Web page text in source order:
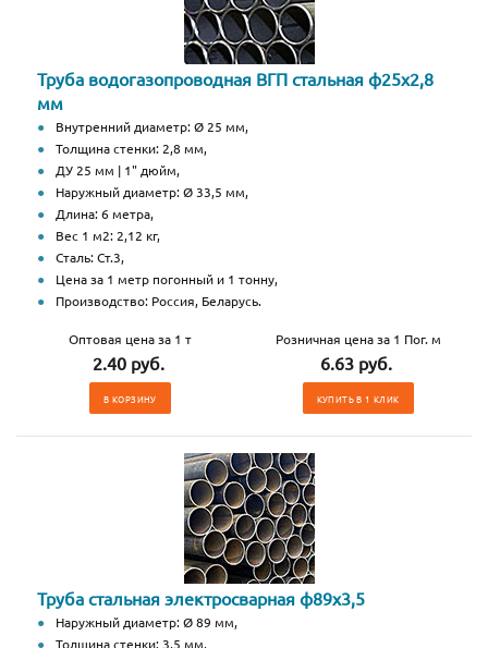
Труба водогазопроводная ВГП стальная ф25х2,8
мм
Внутренний диаметр: Ø 25 мм,
Толщина стенки: 2,8 мм,
ДУ 25 мм | 1" дюйм,
Наружный диаметр: Ø 33,5 мм,
Длина: 6 метра,
Вес 1 м2: 2,12 кг,
Сталь: Ст.3,
Цена за 1 метр погонный и 1 тонну,
Производство: Россия, Беларусь.
Оптовая цена за 1 т
2.40 руб.
В КОРЗИНУ
Розничная цена за 1 Пог. м
6.63 руб.
КУПИТЬ В 1 КЛИК
Труба стальная электросварная ф89х3,5
Наружный диаметр: Ø 89 мм,
Толщина стенки: 3,5 мм,